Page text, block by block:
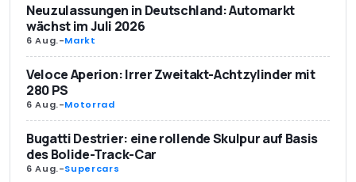
Neuzulassungen in Deutschland: Automarkt
wächst im Juli 2026
6 Aug.-Markt
Veloce Aperion: Irrer Zweitakt-Achtzylinder mit
280 PS
6 Aug.-Motorrad
Bugatti Destrier: eine rollende Skulpur auf Basis
des Bolide-Track-Car
6 Aug.-Supercars